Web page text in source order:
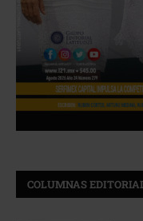
COLUMNAS